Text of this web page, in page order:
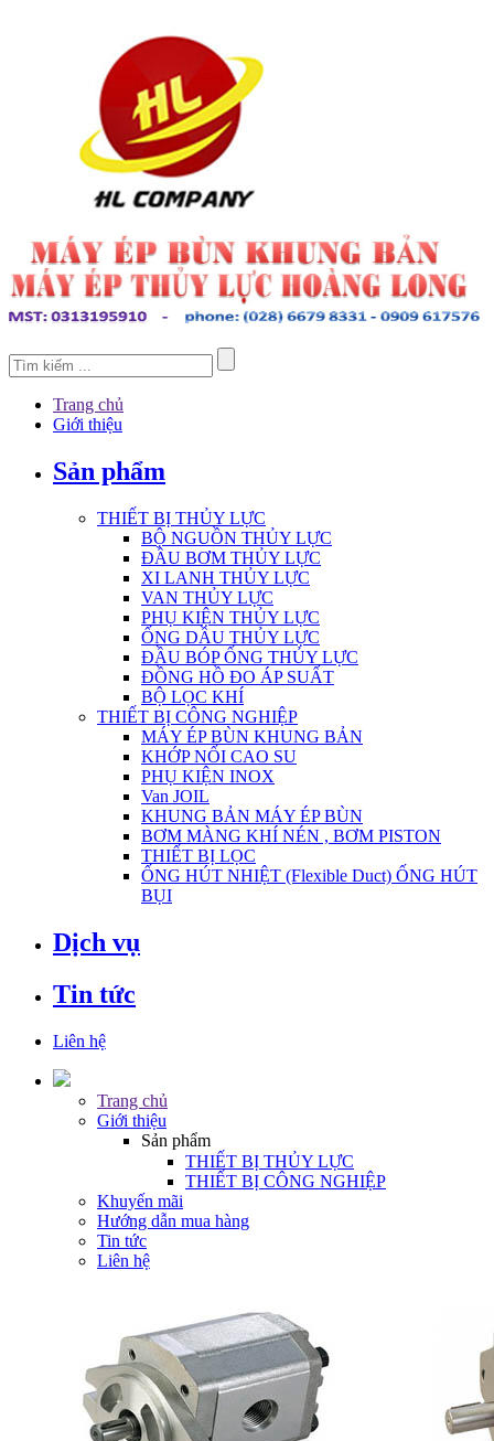
Trang chủ
Giới thiệu
Sản phẩm
THIẾT BỊ THỦY LỰC
BỘ NGUỒN THỦY LỰC
ĐẦU BƠM THỦY LỰC
XI LANH THỦY LỰC
VAN THỦY LỰC
PHỤ KIỆN THỦY LỰC
ỐNG DẦU THỦY LỰC
ĐẦU BÓP ỐNG THỦY LỰC
ĐỒNG HỒ ĐO ÁP SUẤT
BỘ LỌC KHÍ
THIẾT BỊ CÔNG NGHIỆP
MÁY ÉP BÙN KHUNG BẢN
KHỚP NỐI CAO SU
PHỤ KIỆN INOX
Van JOIL
KHUNG BẢN MÁY ÉP BÙN
BƠM MÀNG KHÍ NÉN , BƠM PISTON
THIẾT BỊ LỌC
ỐNG HÚT NHIỆT (Flexible Duct) ỐNG HÚT
BỤI
Dịch vụ
Tin tức
Liên hệ
Trang chủ
Giới thiệu
Sản phẩm
THIẾT BỊ THỦY LỰC
THIẾT BỊ CÔNG NGHIỆP
Khuyến mãi
Hướng dẫn mua hàng
Tin tức
Liên hệ